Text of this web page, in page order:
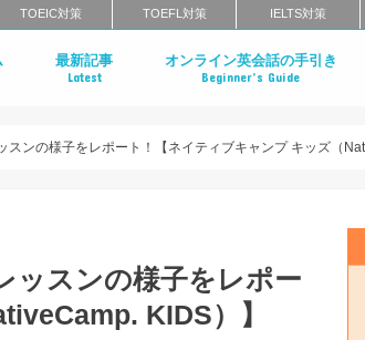
TOEIC対策 TOEFL対策 IELTS対策
最新記事
Latest
オンライン英会話の手引き
Beginner’s Guide
ンの様子をレポート！【ネイティブキャンプ キッズ（
ッスンの様子をレポー
KIDS）】